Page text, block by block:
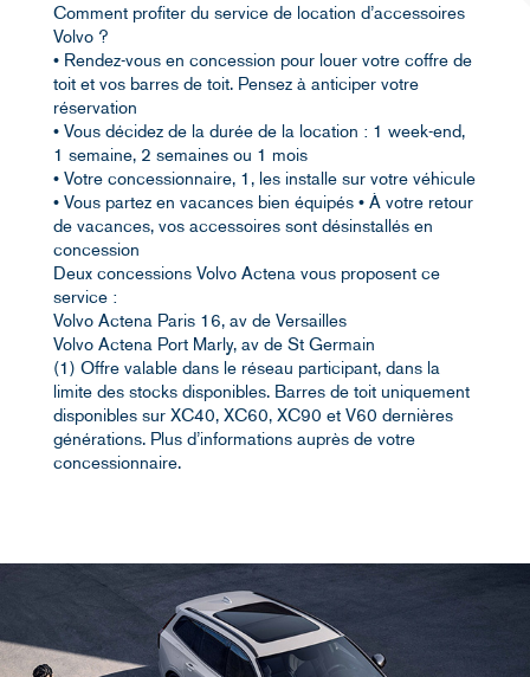
Comment profiter du service de location d’accessoires
Volvo ?
• Rendez-vous en concession pour louer votre coffre de
toit et vos barres de toit. Pensez à anticiper votre
réservation
• Vous décidez de la durée de la location : 1 week-end,
1 semaine, 2 semaines ou 1 mois
• Votre concessionnaire, 1, les installe sur votre véhicule
• Vous partez en vacances bien équipés • À votre retour
de vacances, vos accessoires sont désinstallés en
concession
Deux concessions Volvo Actena vous proposent ce
service :
Volvo Actena Paris 16, av de Versailles
Volvo Actena Port Marly, av de St Germain
(1) Offre valable dans le réseau participant, dans la
limite des stocks disponibles. Barres de toit uniquement
disponibles sur XC40, XC60, XC90 et V60 dernières
générations. Plus d’informations auprès de votre
concessionnaire.